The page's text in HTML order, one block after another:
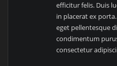
efficitur felis. Duis
in placerat ex
eget pellentesque
condimentum
consectetur